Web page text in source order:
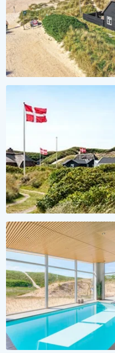
Vågn op til lyden af bølger
Se vores sommerhuse ved vandet
FERIESÆSON 2027
Et hav af forventningsglæde
Lej sommerhus til 2027 nu!